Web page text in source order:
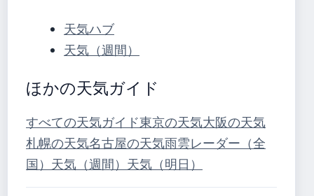
天気ハブ
天気（週間）
ほかの天気ガイド
すべての天気ガイド東京の天気大阪の天気
札幌の天気名古屋の天気雨雲レーダー（全
国） 天気（週間） 天気（明日）